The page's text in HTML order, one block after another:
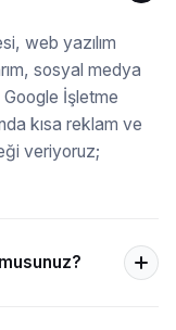
web yazılım
sosyal medya
İşletme
kısa reklam ve
veriyoruz;